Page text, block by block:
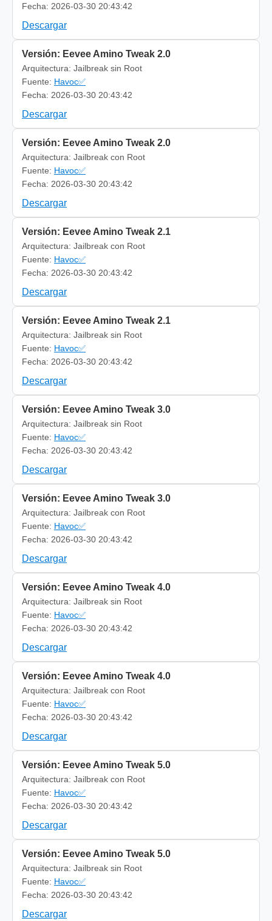
Fecha: 2026-03-30 20:43:42
Descargar
Versión: Eevee Amino Tweak 2.0
Arquitectura: Jailbreak sin Root
Fuente: Havoc✅
Fecha: 2026-03-30 20:43:42
Descargar
Versión: Eevee Amino Tweak 2.0
Arquitectura: Jailbreak con Root
Fuente: Havoc✅
Fecha: 2026-03-30 20:43:42
Descargar
Versión: Eevee Amino Tweak 2.1
Arquitectura: Jailbreak con Root
Fuente: Havoc✅
Fecha: 2026-03-30 20:43:42
Descargar
Versión: Eevee Amino Tweak 2.1
Arquitectura: Jailbreak sin Root
Fuente: Havoc✅
Fecha: 2026-03-30 20:43:42
Descargar
Versión: Eevee Amino Tweak 3.0
Arquitectura: Jailbreak sin Root
Fuente: Havoc✅
Fecha: 2026-03-30 20:43:42
Descargar
Versión: Eevee Amino Tweak 3.0
Arquitectura: Jailbreak con Root
Fuente: Havoc✅
Fecha: 2026-03-30 20:43:42
Descargar
Versión: Eevee Amino Tweak 4.0
Arquitectura: Jailbreak sin Root
Fuente: Havoc✅
Fecha: 2026-03-30 20:43:42
Descargar
Versión: Eevee Amino Tweak 4.0
Arquitectura: Jailbreak con Root
Fuente: Havoc✅
Fecha: 2026-03-30 20:43:42
Descargar
Versión: Eevee Amino Tweak 5.0
Arquitectura: Jailbreak con Root
Fuente: Havoc✅
Fecha: 2026-03-30 20:43:42
Descargar
Versión: Eevee Amino Tweak 5.0
Arquitectura: Jailbreak sin Root
Fuente: Havoc✅
Fecha: 2026-03-30 20:43:42
Descargar